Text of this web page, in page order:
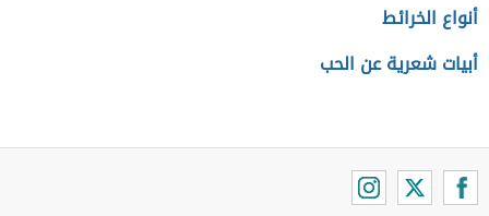
أنواع الخرائط
أبيات شعرية عن الحب